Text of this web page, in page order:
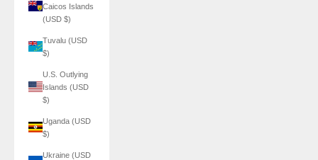
Caicos Islands
(USD $)
Tuvalu (USD
$)
U.S. Outlying
Islands (USD
$)
Uganda (USD
$)
Ukraine (USD